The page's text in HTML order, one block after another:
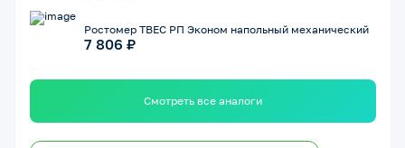
Ростомер ТВЕС РП Эконом напольный механический
7 806 ₽
Смотреть все аналоги